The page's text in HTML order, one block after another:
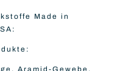
Made in
Aramid-Gewebe,